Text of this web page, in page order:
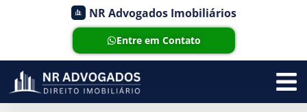
NR Advogados Imobiliários
Entre em Contato